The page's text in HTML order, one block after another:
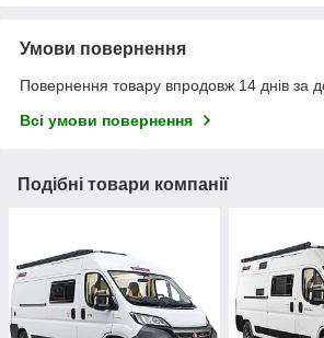
Умови повернення
Повернення товару впродовж 14 днів за
Всі умови повернення
Подібні товари компанії